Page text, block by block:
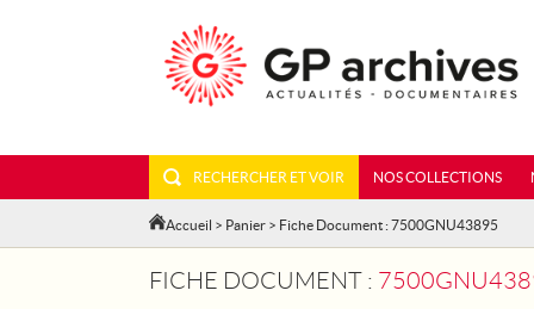
RECHERCHER ET VOIR NOS COLLECTIONS
Accueil > Panier > Fiche Document : 7500GNU43895
FICHE DOCUMENT :